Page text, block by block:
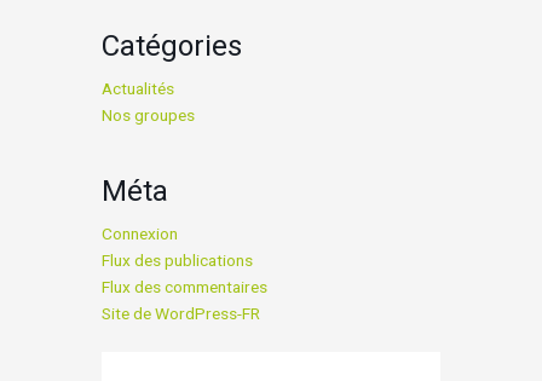
Catégories
Actualités
Nos groupes
Méta
Connexion
Flux des publications
Flux des commentaires
Site de WordPress-FR